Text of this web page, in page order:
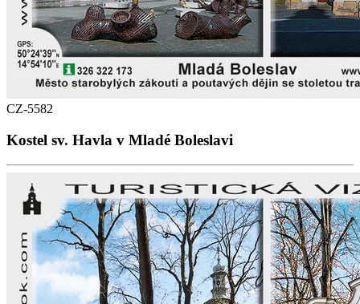
CZ-5582
Kostel sv. Havla v Mladé Boleslavi